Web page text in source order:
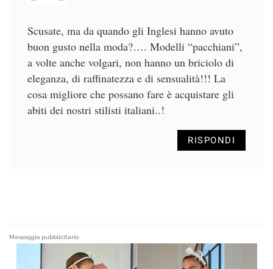
Scusate, ma da quando gli Inglesi hanno avuto
buon gusto nella moda?…. Modelli “pacchiani”,
a volte anche volgari, non hanno un briciolo di
eleganza, di raffinatezza e di sensualità!!! La
cosa migliore che possano fare è acquistare gli
abiti dei nostri stilisti italiani..!
RISPONDI
Messaggio pubblicitario